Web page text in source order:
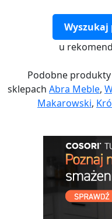
u
Podobne
sklepach Abra Meble,
Makarowski,